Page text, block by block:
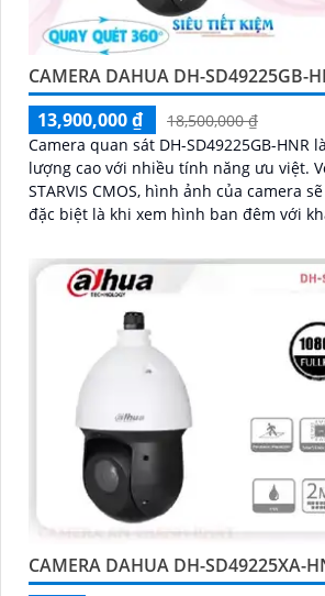
CAMERA DAHUA DH-SD49225GB-
13,900,000 ₫
18,500,000 ₫
Camera quan sát DH-SD49225GB-HNR
lượng cao với nhiều tính năng ưu việt. Với công nghệ Sony
STARVIS CMOS, hình ảnh của camera
đặc biệt là khi xem hình ban đêm với
CAMERA DAHUA DH-SD49225XA-